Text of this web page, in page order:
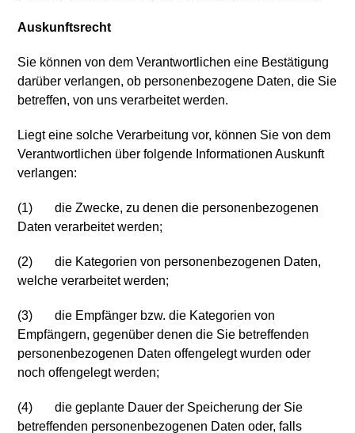
Auskunftsrecht
Sie können von dem Verantwortlichen eine Bestätigung
darüber verlangen, ob personenbezogene Daten, die Sie
betreffen, von uns verarbeitet werden.
Liegt eine solche Verarbeitung vor, können Sie von dem
Verantwortlichen über folgende Informationen Auskunft
verlangen:
(1) die Zwecke, zu denen die personenbezogenen
Daten verarbeitet werden;
(2) die Kategorien von personenbezogenen Daten,
welche verarbeitet werden;
(3) die Empfänger bzw. die Kategorien von
Empfängern, gegenüber denen die Sie betreffenden
personenbezogenen Daten offengelegt wurden oder
noch offengelegt werden;
(4) die geplante Dauer der Speicherung der Sie
betreffenden personenbezogenen Daten oder, falls